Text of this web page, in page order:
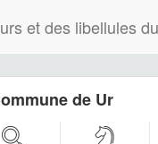
et des libellules
de Ur